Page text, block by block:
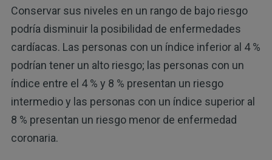
Conservar sus niveles en un rango de bajo riesgo
podría disminuir la posibilidad de enfermedades
cardíacas. Las personas con un índice inferior al 4 %
podrían tener un alto riesgo; las personas con un
índice entre el 4 % y 8 % presentan un riesgo
intermedio y las personas con un índice superior al
8 % presentan un riesgo menor de enfermedad
coronaria.